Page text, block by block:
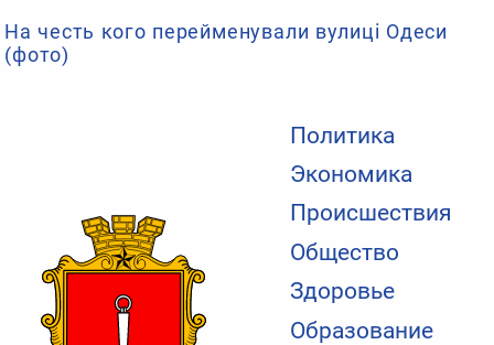
Политика
Экономика
Происшествия
Общество
Здоровье
Образование
На честь кого перейменували вулиці Одеси
(фото)